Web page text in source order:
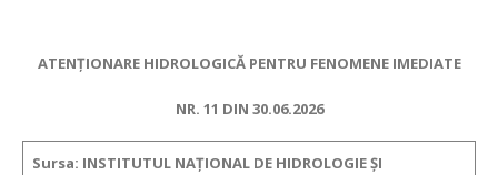
ATENŢIONARE HIDROLOGICĂ PENTRU FENOMENE IMEDIATE
NR. 11 DIN 30.06.2026
Sursa: INSTITUTUL NAȚIONAL DE HIDROLOGIE ȘI